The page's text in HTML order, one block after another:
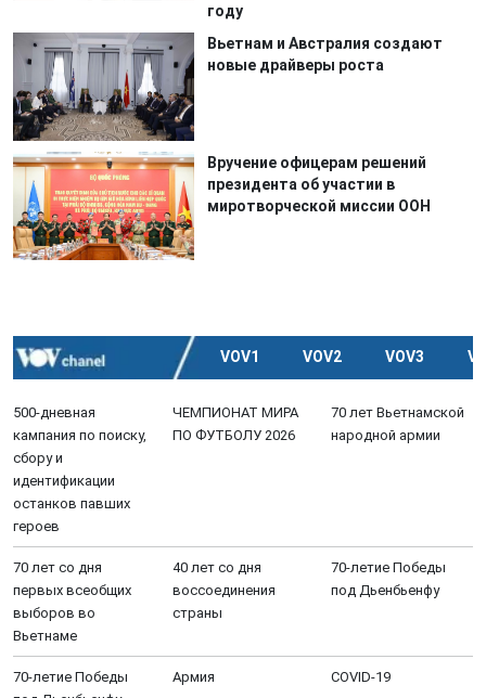
году
Вьетнам и Австралия создают
новые драйверы роста
Вручение офицерам решений
президента об участии в
миротворческой миссии ООН
VOV1 VOV2 VOV3
500-дневная
кампания по поиску,
сбору и
идентификации
останков павших
героев
ЧЕМПИОНАТ МИРА
ПО ФУТБОЛУ 2026
70 лет Вьетнамской
народной армии
70 лет со дня
первых всеобщих
выборов во
Вьетнаме
40 лет со дня
воссоединения
страны
70-летие Победы
под Дьенбьенфу
70-летие Победы
Aрмия COVID-19